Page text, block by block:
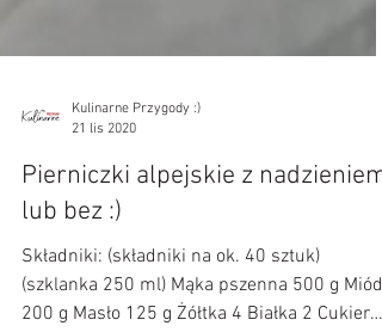
21 lis 2020
Pierniczki alpejskie z nadzieniem
lub bez :)
Składniki: (składniki na ok. 40 sztuk)